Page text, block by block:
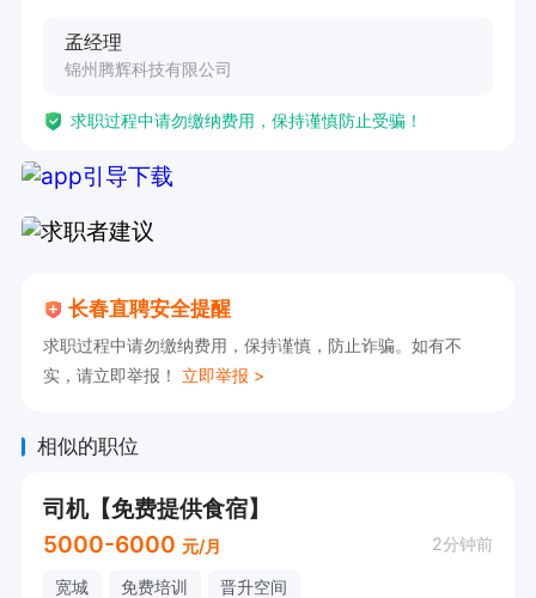
地点就近选择，详情电话咨询
孟经理—微信同步
孟经理
锦州腾辉科技有限公司
求职过程中请勿缴纳费用，保持谨慎防止受骗！
长春直聘安全提醒
求职过程中请勿缴纳费用，保持谨慎，防止诈骗。如有不
实，请立即举报！ 立即举报 >
相似的职位
司机【免费提供食宿】
5000-6000 元/月 2分钟前
宽城 免费培训 晋升空间